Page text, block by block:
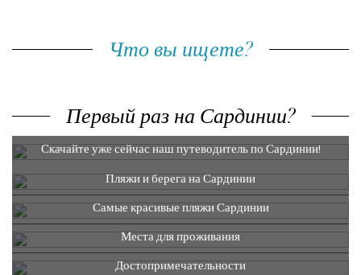
Что вы ищете?
Первый раз на Сардинии?
Скачайте уже сейчас наш путеводитель по Сардинии!
Пляжи и берега на Сардинии
Самые красивые пляжи Сардинии
Места для проживания
Достопримечательности